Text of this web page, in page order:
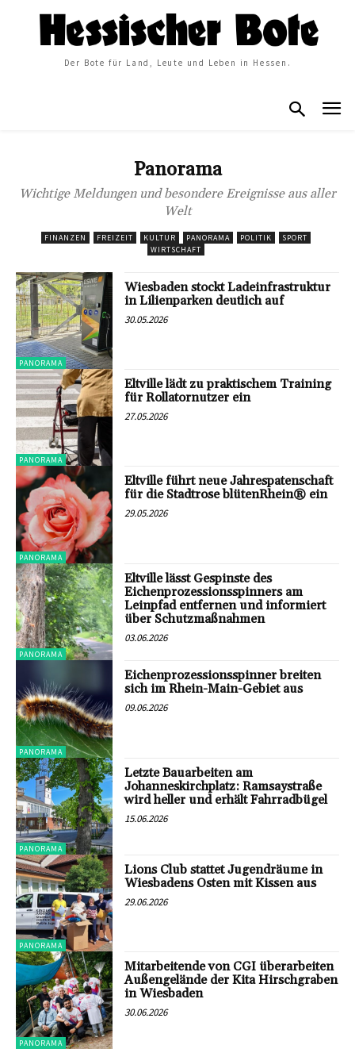
Der Bote für Land, Leute und Leben in Hessen.
Panorama
Wichtige Meldungen und besondere Ereignisse aus aller
Welt
FINANZEN FREIZEIT KULTUR PANORAMA POLITIK
SPORT
WIRTSCHAFT
PANORAMA
Wiesbaden stockt Ladeinfrastruktur
in Lilienparken deutlich auf
30.05.2026
PANORAMA
Eltville lädt zu praktischem Training
für Rollatornutzer ein
27.05.2026
PANORAMA
Eltville führt neue Jahrespatenschaft
für die Stadtrose blütenRhein® ein
29.05.2026
PANORAMA
Eltville lässt Gespinste des
Eichenprozessionsspinners am
Leinpfad entfernen und informiert
über Schutzmaßnahmen
03.06.2026
PANORAMA
Eichenprozessionsspinner breiten
sich im Rhein-Main-Gebiet aus
09.06.2026
PANORAMA
Letzte Bauarbeiten am
Johanneskirchplatz: Ramsaystraße
wird heller und erhält Fahrradbügel
15.06.2026
PANORAMA
Lions Club stattet Jugendräume in
Wiesbadens Osten mit Kissen aus
29.06.2026
PANORAMA
Mitarbeitende von CGI überarbeiten
Außengelände der Kita Hirschgraben
in Wiesbaden
30.06.2026